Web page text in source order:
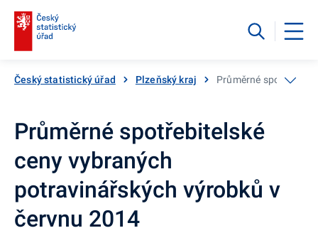
Český statistický úřad Plzeňský kraj Průměrné
Průměrné spotřebitelské
ceny vybraných
potravinářských výrobků v
červnu 2014